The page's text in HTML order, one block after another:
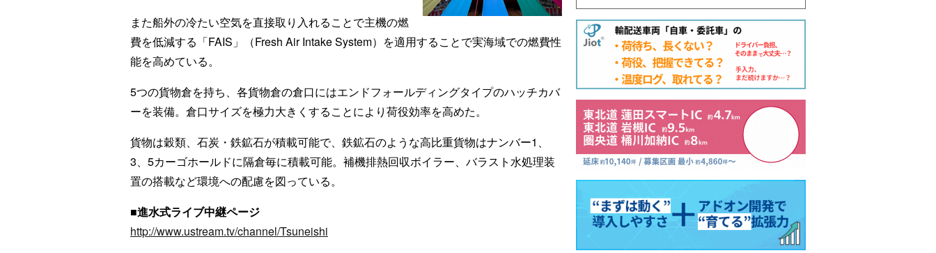
また船外の冷たい空気を直接取り入れることで主機の燃
費を低減する「FAIS」（Fresh Air Intake System）を適用することで実海域での燃費性
能を高めている。
5つの貨物倉を持ち、各貨物倉の倉口にはエンドフォールディングタイプのハッチカバ
ーを装備。倉口サイズを極力大きくすることにより荷役効率を高めた。
貨物は穀類、石炭・鉄鉱石が積載可能で、鉄鉱石のような高比重貨物はナンバー1、
3、5カーゴホールドに隔倉毎に積載可能。補機排熱回収ボイラー、バラスト水処理装
置の搭載など環境への配慮を図っている。
■進水式ライブ中継ページ
http://www.ustream.tv/channel/Tsuneishi